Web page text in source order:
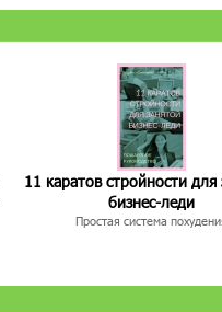
11 каратов стройности для
бизнес-леди
Простая система